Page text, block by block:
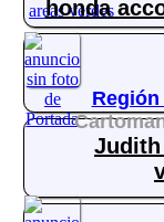
honda
Región